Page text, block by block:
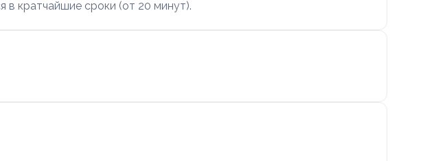
в кратчайшие сроки (от 20 минут).